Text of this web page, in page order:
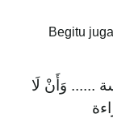
Begitu
...... وَأَنْ لَا